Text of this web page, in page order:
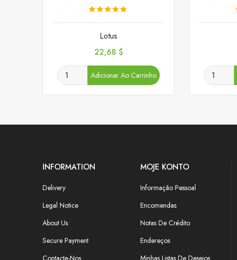
Lotus
Preço
22,68 $
Adicionar Ao Carrinho
INFORMATION
Delivery
Legal Notice
About Us
Secure Payment
Contacte-Nos
MOJE KONTO
Informação Pessoal
Encomendas
Notas De Crédito
Endereços
Minhas Listas De Desejos